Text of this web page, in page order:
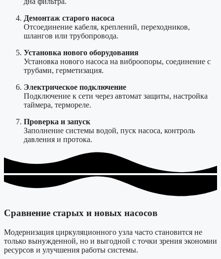
Демонтаж старого насоса
Отсоединение кабеля, креплений, переходников,
шлангов или трубопровода.
Установка нового оборудования
Установка нового насоса на виброопоры, соединение с
трубами, герметизация.
Электрическое подключение
Подключение к сети через автомат защиты, настройка
таймера, термореле.
Проверка и запуск
Заполнение системы водой, пуск насоса, контроль
давления и протока.
Сравнение старых и новых насосов
Модернизация циркуляционного узла часто становится не
только вынужденной, но и выгодной с точки зрения экономии
ресурсов и улучшения работы системы.